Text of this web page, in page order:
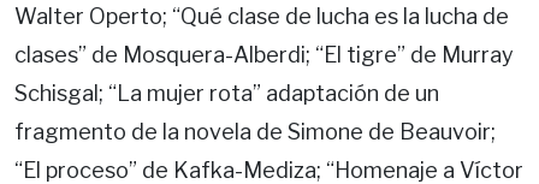
Walter Operto; “Qué clase de lucha es la lucha de
clases” de Mosquera-Alberdi; “El tigre” de Murray
Schisgal; “La mujer rota” adaptación de un
fragmento de la novela de Simone de Beauvoir;
“El proceso” de Kafka-Mediza; “Homenaje a Víctor